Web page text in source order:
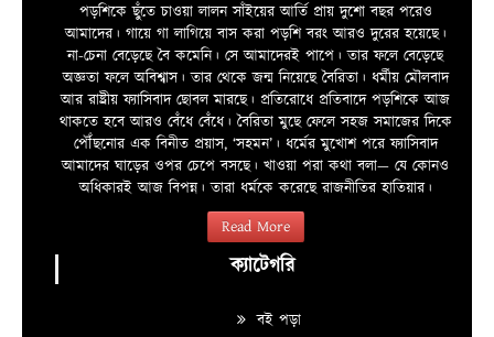
পড়শিকে ছুঁতে চাওয়া লালন সাঁইয়ের আর্তি প্রায় দুশো বছর পরেও
আমাদের। গায়ে গা লাগিয়ে বাস করা পড়শি বরং আরও দুরের হয়েছে।
না-চেনা বেড়েছে বৈ কমেনি। সে আমাদেরই পাপে। তার ফলে বেড়েছে
অজ্ঞতা ফলে অবিশ্বাস। তার থেকে জন্ম নিয়েছে বৈরিতা। ধর্মীয় মৌলবাদ
আর রাষ্ট্রীয় ফ্যাসিবাদ ছোবল মারছে। প্রতিরোধে প্রতিবাদে পড়শিকে আজ
থাকতে হবে আরও বেঁধে বেঁধে। বৈরিতা মুছে ফেলে সহজ সমাজের দিকে
পৌঁছনোর এক বিনীত প্রয়াস, ‘সহমন’। ধর্মের মুখোশ পরে ফ্যাসিবাদ
আমাদের ঘাড়ের ওপর চেপে বসছে। খাওয়া পরা কথা বলা—­­ যে কোনও
অধিকারই আজ বিপন্ন। তারা ধর্মকে করেছে রাজনীতির হাতিয়ার।
Read More
ক্যাটেগরি
বই পড়া